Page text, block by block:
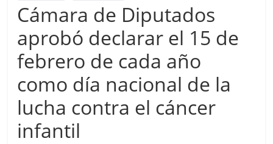
Cámara de Diputados
aprobó declarar el 15 de
febrero de cada año
como día nacional de la
lucha contra el cáncer
infantil